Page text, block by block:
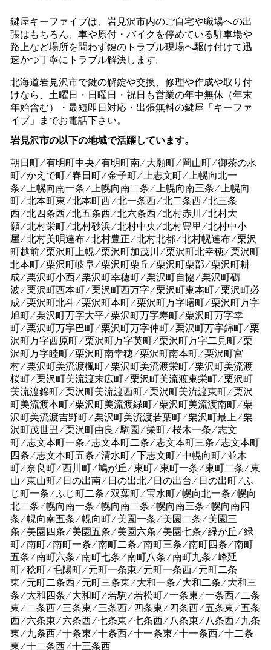
鍵屋キーファイブは、岩見沢市内のご自宅や職場への出
張はもちろん、車や原付・バイクを停めている駐車場や
路上など場所を問わず鍵のトラブル現場へ駆け付けて迅
速かつ丁寧にトラブル解決します。
北海道岩見沢市で鍵の解錠や交換、修理や作成や取り付
けなら、土曜日・日曜日・祝日も営業の年中無休（年末
年始含む）・最短即日対応・出張無料の鍵屋「キーファ
イブ」までお電話下さい。
岩見沢市の以下の地域で活躍しています。
朝日町 ⁄ 有明町中央 ⁄ 有明町南 ⁄ 大願町 ⁄ 岡山町 ⁄ 御茶の水
町 ⁄ かえで町 ⁄ 春日町 ⁄ 金子町 ⁄ 上志文町 ⁄ 上幌向北一
条 ⁄ 上幌向南一条 ⁄ 上幌向南二条 ⁄ 上幌向南三条 ⁄ 上幌向
町 ⁄ 北本町東 ⁄ 北本町西 ⁄ 北一条西 ⁄ 北二条西 ⁄ 北三条
西 ⁄ 北四条西 ⁄ 北五条西 ⁄ 北六条西 ⁄ 北村赤川 ⁄ 北村大
願 ⁄ 北村栄町 ⁄ 北村砂浜 ⁄ 北村中央 ⁄ 北村豊里 ⁄ 北村中小
屋 ⁄ 北村美唄達布 ⁄ 北村豊正 ⁄ 北村北都 ⁄ 北村幌達布 ⁄ 栗沢
町越前 ⁄ 栗沢町上幌 ⁄ 栗沢町加茂川 ⁄ 栗沢町北幸穂 ⁄ 栗沢町
北本町 ⁄ 栗沢町岐阜 ⁄ 栗沢町栗丘 ⁄ 栗沢町栗部 ⁄ 栗沢町耕
成 ⁄ 栗沢町小西 ⁄ 栗沢町幸穂町 ⁄ 栗沢町自協 ⁄ 栗沢町砺
波 ⁄ 栗沢町西本町 ⁄ 栗沢町西万字 ⁄ 栗沢町東本町 ⁄ 栗沢町必
成 ⁄ 栗沢町北斗 ⁄ 栗沢町本町 ⁄ 栗沢町万字曙町 ⁄ 栗沢町万字
旭町 ⁄ 栗沢町万字大平 ⁄ 栗沢町万字寿町 ⁄ 栗沢町万字幸
町 ⁄ 栗沢町万字巴町 ⁄ 栗沢町万字仲町 ⁄ 栗沢町万字錦町 ⁄ 栗
沢町万字西原町 ⁄ 栗沢町万字英町 ⁄ 栗沢町万字二見町 ⁄ 栗
沢町万字睦町 ⁄ 栗沢町南幸穂 ⁄ 栗沢町南本町 ⁄ 栗沢町宮
村 ⁄ 栗沢町美流渡楓町 ⁄ 栗沢町美流渡栄町 ⁄ 栗沢町美流渡
桜町 ⁄ 栗沢町美流渡末広町 ⁄ 栗沢町美流渡東栄町 ⁄ 栗沢町
美流渡錦町 ⁄ 栗沢町美流渡西町 ⁄ 栗沢町美流渡東町 ⁄ 栗沢
町美流渡本町 ⁄ 栗沢町美流渡緑町 ⁄ 栗沢町美流渡南町 ⁄ 栗
沢町美流渡吉野町 ⁄ 栗沢町美流渡若葉町 ⁄ 栗沢町最上 ⁄ 栗
沢町茂世丑 ⁄ 栗沢町由良 ⁄ 駒園 ⁄ 栄町 ⁄ 桜木一条 ⁄ 志文
町 ⁄ 志文本町一条 ⁄ 志文本町二条 ⁄ 志文本町三条 ⁄ 志文本町
四条 ⁄ 志文本町五条 ⁄ 清水町 ⁄ 下志文町 ⁄ 中幌向町 ⁄ 並木
町 ⁄ 奈良町 ⁄ 西川町 ⁄ 鳩が丘 ⁄ 東町 ⁄ 東町一条 ⁄ 東町二条 ⁄ 東
山 ⁄ 東山町 ⁄ 日の出南 ⁄ 日の出北 ⁄ 日の出台 ⁄ 日の出町 ⁄ ふ
じ町一条 ⁄ ふじ町二条 ⁄ 双葉町 ⁄ 宝水町 ⁄ 幌向北一条 ⁄ 幌向
北二条 ⁄ 幌向南一条 ⁄ 幌向南二条 ⁄ 幌向南三条 ⁄ 幌向南四
条 ⁄ 幌向南五条 ⁄ 幌向町 ⁄ 美園一条 ⁄ 美園二条 ⁄ 美園三
条 ⁄ 美園四条 ⁄ 美園五条 ⁄ 美園六条 ⁄ 美園七条 ⁄ 緑が丘 ⁄ 緑
町 ⁄ 南町 ⁄ 南町一条 ⁄ 南町二条 ⁄ 南町三条 ⁄ 南町四条 ⁄ 南町
五条 ⁄ 南町六条 ⁄ 南町七条 ⁄ 南町八条 ⁄ 南町九条 ⁄ 峰延
町 ⁄ 稔町 ⁄ 毛陽町 ⁄ 元町一条東 ⁄ 元町一条西 ⁄ 元町二条
東 ⁄ 元町二条西 ⁄ 元町三条東 ⁄ 大和一条 ⁄ 大和二条 ⁄ 大和三
条 ⁄ 大和四条 ⁄ 大和町 ⁄ 若駒 ⁄ 若松町 ⁄ 一条東 ⁄ 一条西 ⁄ 二条
東 ⁄ 二条西 ⁄ 三条東 ⁄ 三条西 ⁄ 四条東 ⁄ 四条西 ⁄ 五条東 ⁄ 五条
西 ⁄ 六条東 ⁄ 六条西 ⁄ 七条東 ⁄ 七条西 ⁄ 八条東 ⁄ 八条西 ⁄ 九条
東 ⁄ 九条西 ⁄ 十条東 ⁄ 十条西 ⁄ 十一条東 ⁄ 十一条西 ⁄ 十二条
東 ⁄ 十二条西 ⁄ 十三条西